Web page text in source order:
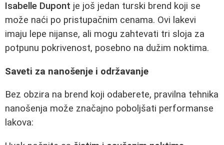
Isabelle Dupont je još jedan turski brend koji se
može naći po pristupačnim cenama. Ovi lakevi
imaju lepe nijanse, ali mogu zahtevati tri sloja za
potpunu pokrivenost, posebno na dužim noktima.
Saveti za nanošenje i održavanje
Bez obzira na brend koji odaberete, pravilna tehnika
nanošenja može značajno poboljšati performanse
lakova: